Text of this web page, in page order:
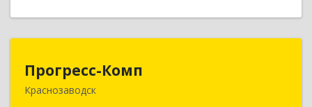
Прогресс-Комп
Краснозаводск
141321, Московская обл, Сергиево-Посадский